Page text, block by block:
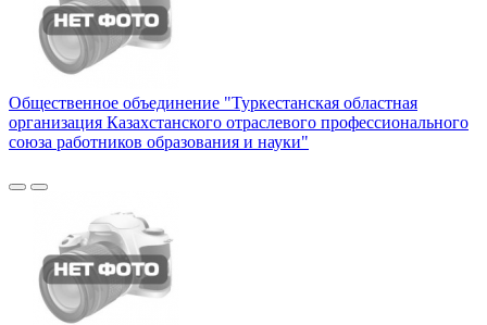
Общественное объединение "Туркестанская областная
организация Казахстанского отраслевого профессионального
союза работников образования и науки"